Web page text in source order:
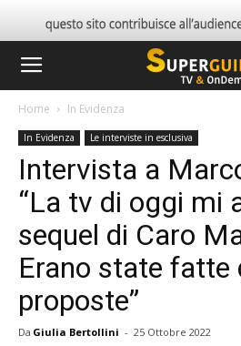
Home In Evidenza
In Evidenza Le interviste in esclusiva
Intervista a
“La tv di oggi mi
sequel di Caro
Erano state fatte
proposte”
Da Giulia Bertollini - 25 Ottobre 2022